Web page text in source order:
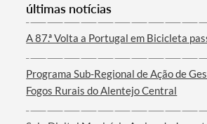
últimas notícias
A 87.ª Volta a Portugal em Bicicleta
Programa Sub-Regional de Ação de
Fogos Rurais do Alentejo Central